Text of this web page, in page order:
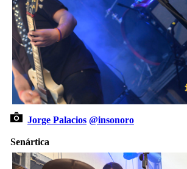
Jorge Palacios @insonoro
Senártica